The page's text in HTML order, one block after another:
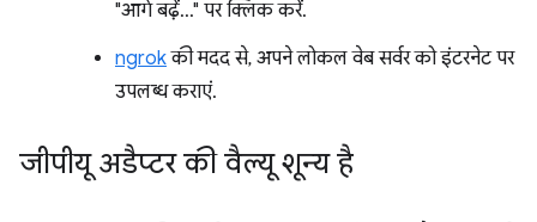
"आगे बढ़ें..." पर क्लिक करें.
ngrokकी मदद से, अपने लोकल वेब सर्वर को इंटरनेट पर
उपलब्ध कराएं.
जीपीयू अडैप्टर की वैल्यू शून्य है